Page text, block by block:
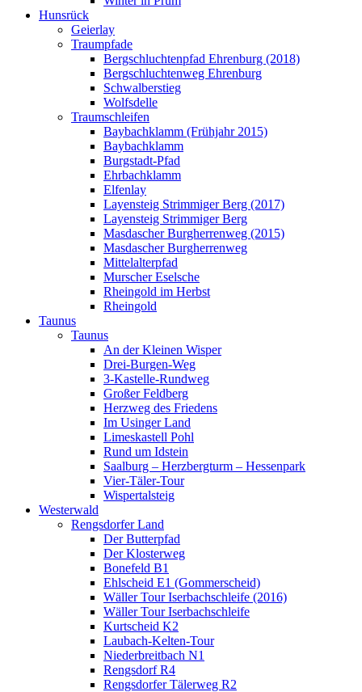
Hunsrück
Geierlay
Traumpfade
Bergschluchtenpfad Ehrenburg (2018)
Bergschluchtenweg Ehrenburg
Schwalberstieg
Wolfsdelle
Traumschleifen
Baybachklamm (Frühjahr 2015)
Baybachklamm
Burgstadt-Pfad
Ehrbachklamm
Elfenlay
Layensteig Strimmiger Berg (2017)
Layensteig Strimmiger Berg
Masdascher Burgherrenweg (2015)
Masdascher Burgherrenweg
Mittelalterpfad
Murscher Eselsche
Rheingold im Herbst
Rheingold
Taunus
Taunus
An der Kleinen Wisper
Drei-Burgen-Weg
3-Kastelle-Rundweg
Großer Feldberg
Herzweg des Friedens
Im Usinger Land
Limeskastell Pohl
Rund um Idstein
Saalburg – Herzbergturm – Hessenpark
Vier-Täler-Tour
Wispertalsteig
Westerwald
Rengsdorfer Land
Der Butterpfad
Der Klosterweg
Bonefeld B1
Ehlscheid E1 (Gommerscheid)
Wäller Tour Iserbachschleife (2016)
Wäller Tour Iserbachschleife
Kurtscheid K2
Laubach-Kelten-Tour
Niederbreitbach N1
Rengsdorf R4
Rengsdorfer Tälerweg R2